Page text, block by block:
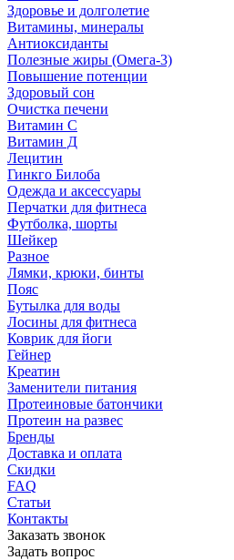
Здоровье и долголетие
Витамины, минералы
Антиоксиданты
Полезные жиры (Омега-3)
Повышение потенции
Здоровый сон
Очистка печени
Витамин С
Витамин Д
Лецитин
Гинкго Билоба
Одежда и аксессуары
Перчатки для фитнеса
Футболка, шорты
Шейкер
Разное
Лямки, крюки, бинты
Пояс
Бутылка для воды
Лосины для фитнеса
Коврик для йоги
Гейнер
Креатин
Заменители питания
Протеиновые батончики
Протеин на развес
Бренды
Доставка и оплата
Скидки
FAQ
Статьи
Контакты
Заказать звонок
Задать вопрос